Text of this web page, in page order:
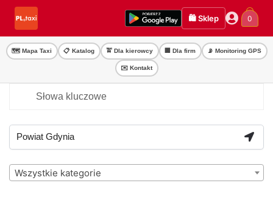
Przejdź
nawigacji
Przejdź
treści
🛍️ Sklep 0
🗺️ Mapa Taxi 📋 Katalog 🚖 Dla kierowcy 🏢 Dla firm 📡 Monitoring GPS
✉️ Kontakt
Wszystkie kategorie